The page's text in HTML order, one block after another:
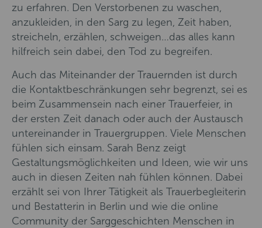
zu erfahren. Den Verstorbenen zu waschen,
anzukleiden, in den Sarg zu legen, Zeit haben,
streicheln, erzählen, schweigen…das alles kann
hilfreich sein dabei, den Tod zu begreifen.
Auch das Miteinander der Trauernden ist durch
die Kontaktbeschränkungen sehr begrenzt, sei es
beim Zusammensein nach einer Trauerfeier, in
der ersten Zeit danach oder auch der Austausch
untereinander in Trauergruppen. Viele Menschen
fühlen sich einsam. Sarah Benz zeigt
Gestaltungsmöglichkeiten und Ideen, wie wir uns
auch in diesen Zeiten nah fühlen können. Dabei
erzählt sei von Ihrer Tätigkeit als Trauerbegleiterin
und Bestatterin in Berlin und wie die online
Community der Sarggeschichten Menschen in